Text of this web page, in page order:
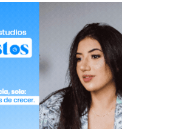
Recetas
te darán ojos de
cámara